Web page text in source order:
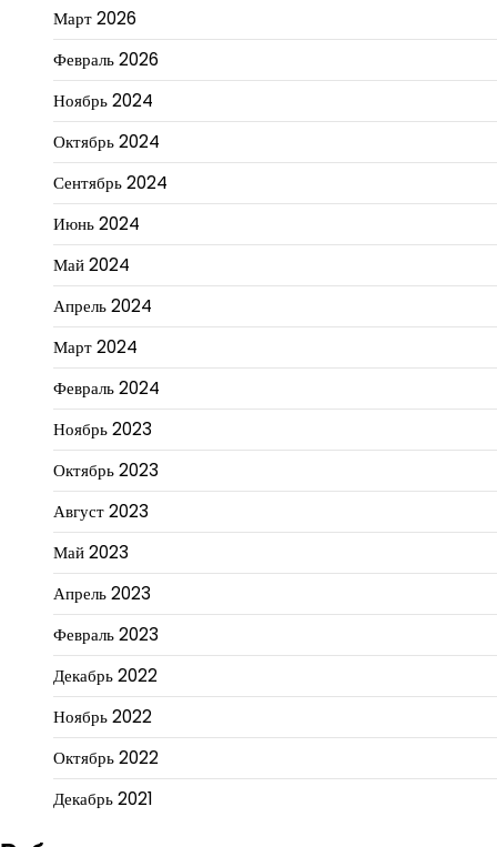
Март 2026
Февраль 2026
Ноябрь 2024
Октябрь 2024
Сентябрь 2024
Июнь 2024
Май 2024
Апрель 2024
Март 2024
Февраль 2024
Ноябрь 2023
Октябрь 2023
Август 2023
Май 2023
Апрель 2023
Февраль 2023
Декабрь 2022
Ноябрь 2022
Октябрь 2022
Декабрь 2021